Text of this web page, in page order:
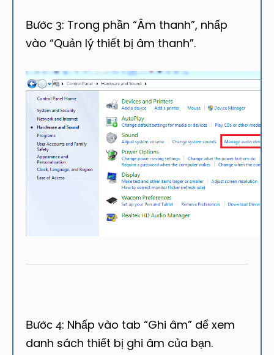
Bước 3: Trong phần “Âm thanh”, nhấp
vào “Quản lý thiết bị âm thanh”.
Bước 4: Nhấp vào tab “Ghi âm” dể xem
danh sách thiết bị ghi âm của bạn.